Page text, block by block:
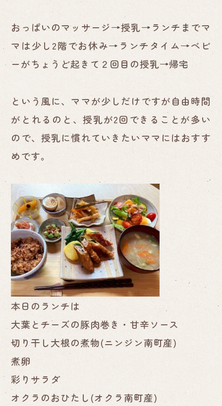
おっぱいのマッサージ→授乳→ランチまでマ
マは少し2階でお休み→ランチタイム→ベビ
ーがちょうど起きて２回目の授乳→帰宅
という風に、ママが少しだけですが自由時間
がとれるのと、授乳が2回できることが多い
ので、授乳に慣れていきたいママにはおすす
めです。
本日のランチは
大葉とチーズの豚肉巻き・甘辛ソース
切り干し大根の煮物(ニンジン南町産)
煮卵
彩りサラダ
オクラのおひたし(オクラ南町産)